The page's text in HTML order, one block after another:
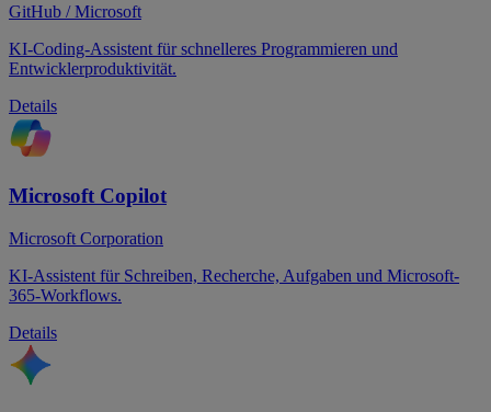
GitHub / Microsoft
KI-Coding-Assistent für schnelleres Programmieren und
Entwicklerproduktivität.
Details
Microsoft Copilot
Microsoft Corporation
KI-Assistent für Schreiben, Recherche, Aufgaben und Microsoft-
365-Workflows.
Details